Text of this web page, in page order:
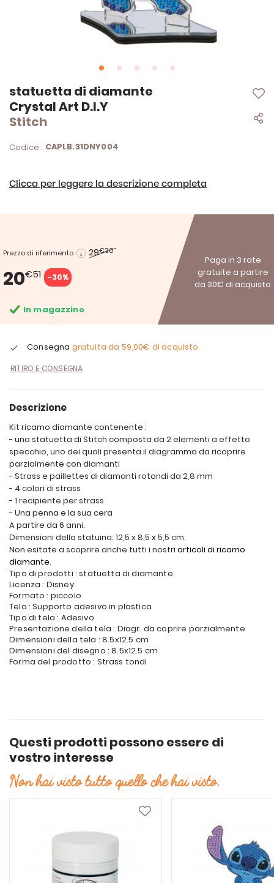
statuetta di diamante
Crystal Art D.I.Y
Stitch
Codice : CAPLB.31DNY004
Clicca per leggere la descrizione completa
Prezzo di riferimento 29€30
20€51 -30%
Paga in 3 rate
gratuite a partire
da 30€ di acquisto
In magazzino
Consegna gratuita da 59,00€ di acquisto
RITIRO E CONSEGNA
Vai
all'inizio
della
galleria
immagini
Descrizione
Kit ricamo diamante contenente :
- una statuetta di Stitch composta da 2 elementi a effetto
specchio, uno dei quali presenta il diagramma da ricoprire
parzialmente con diamanti
- Strass e paillettes di diamanti rotondi da 2,8 mm
- 4 colori di strass
- 1 recipiente per strass
- Una penna e la sua cera
A partire da 6 anni.
Dimensioni della statuina: 12,5 x 8,5 x 5,5 cm.
Non esitate a scoprire anche tutti i nostri articoli di ricamo
diamante.
Tipo di prodotti : statuetta di diamante
Licenza : Disney
Formato : piccolo
Tela : Supporto adesivo in plastica
Tipo di tela : Adesivo
Presentazione della tela : Diagr. da coprire parzialmente
Dimensioni della tela : 8.5x12.5 cm
Dimensioni del disegno : 8.5x12.5 cm
Forma del prodotto : Strass tondi
Questi prodotti possono essere di
vostro interesse
Non hai visto tutto quello che hai visto.